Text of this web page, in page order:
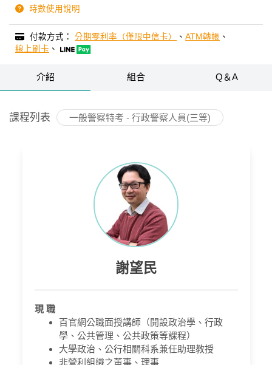
時數使用說明
付款方式：分期零利率（僅限中信卡） 、ATM轉帳 、
線上刷卡 、
介紹 組合 Q＆A
課程列表 一般警察特考 - 行政警察人員(三等)
謝望民
現 職
百官網公職面授講師（開設政治學、行政
學、公共管理、公共政策等課程）
大學政治、公行相關科系兼任助理教授
非營利組織之董事、理事